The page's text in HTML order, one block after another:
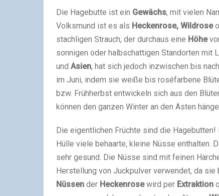
Die Hagebutte ist ein Gewächs, mit vielen
Volksmund ist es als Heckenrose, Wildrose
stachligen Strauch, der durchaus eine Höhe
sonnigen oder halbschattigen Standorten mit
und Asien, hat sich jedoch inzwischen bis nach
im Juni, indem sie weiße bis roséfarbene
bzw. Frühherbst entwickeln sich aus den
können den ganzen Winter an den Ästen
Die eigentlichen Früchte sind die Hagebutten!
Hülle viele behaarte, kleine Nüsse enthalten.
sehr gesund. Die Nüsse sind mit feinen
Herstellung von Juckpulver verwendet, da
Nüssen der Heckenrosewird per Extraktion